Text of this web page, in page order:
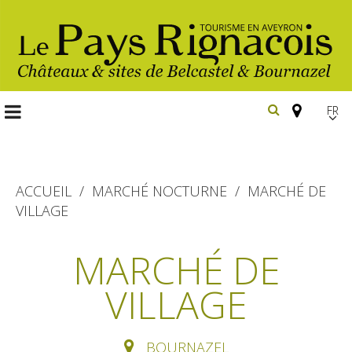
FR
incontournables
Belcastel, village et château
Bournazel, village et château
Randonnée
En vélo, à vtt
ACCUEIL MARCHÉ NOCTURNE
MARCHÉ DE
VILLAGE
MARCHÉ DE
VILLAGE
BOURNAZEL